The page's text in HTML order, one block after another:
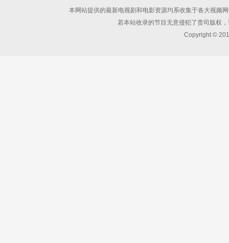
本网站提供的最新电视剧和电影资源均系收集于各大视频
若本站收录的节目无意侵犯了贵司版权
Copyright ©